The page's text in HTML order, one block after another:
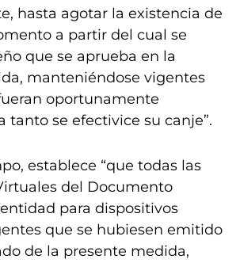
hasta agotar la existencia de
a partir del cual se
que se aprueba en la
manteniéndose vigentes
oportunamente
tanto se efectivice su canje”.
establece “que todas las
del Documento
para dispositivos
que se hubiesen emitido
de la presente medida,